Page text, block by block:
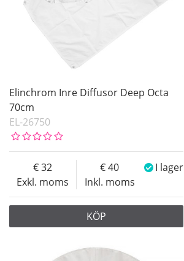
Elinchrom Inre Diffusor Deep Octa
70cm
EL-26750
Exkl. moms
32
Inkl. moms
40 I lager
KÖP